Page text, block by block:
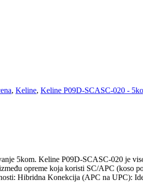
, Keline, Keline P09D-SCASC-020 -
5kom. Keline P09D-SCASC-020 je
opreme koja koristi SC/APC (koso
Hibridna Konekcija (APC na UPC):